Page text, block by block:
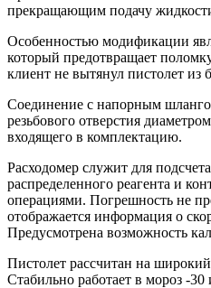
прекращающим подачу
Особенностью модификации
который предотвращает
клиент не вытянул пистолет из
Соединение с напорным
резьбового отверстия
входящего в комплектацию.
Расходомер служит для
распределенного реагента и
операциями. Погрешность не
отображается информация о
Предусмотрена возможность
Пистолет рассчитан на
Стабильно работает в мороз -